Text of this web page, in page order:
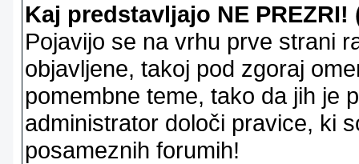
Kaj predstavljajo NE
Pojavijo se na vrhu prve strani
objavljene, takoj pod zgoraj
pomembne teme, tako da jih je
administrator določi pravice, ki
posameznih forumih!